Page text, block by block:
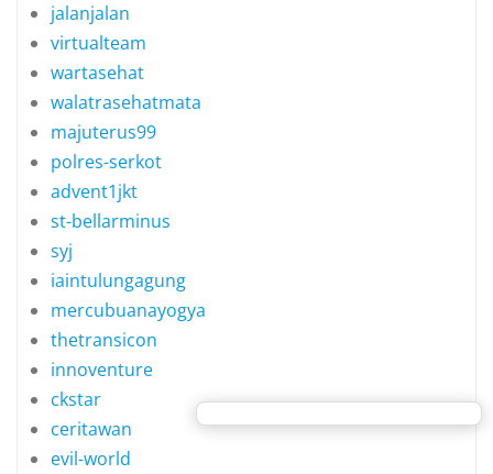
jalanjalan
virtualteam
wartasehat
walatrasehatmata
majuterus99
polres-serkot
advent1jkt
st-bellarminus
syj
iaintulungagung
mercubuanayogya
thetransicon
innoventure
ckstar
ceritawan
evil-world